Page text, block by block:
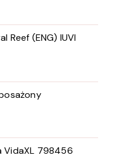
Reef (ENG) IUVI
VidaXL 798456